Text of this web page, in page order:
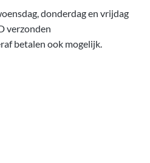
donderdag en vrijdag
verzonden
betalen ook mogelijk.